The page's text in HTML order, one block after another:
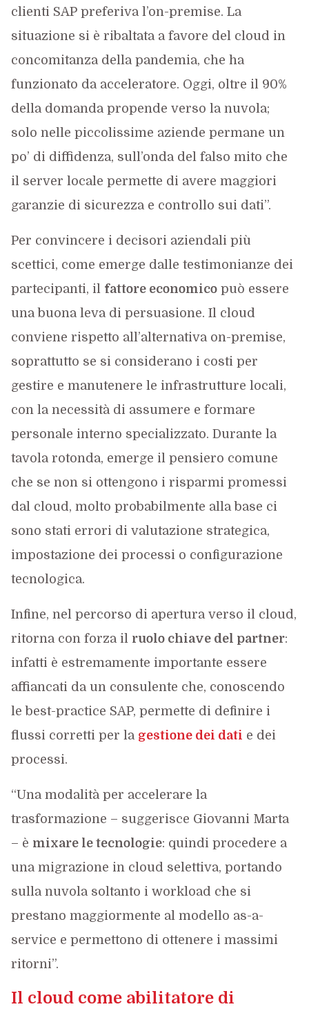
clienti SAP preferiva l’on-premise. La
situazione si è ribaltata a favore del cloud in
concomitanza della pandemia, che ha
funzionato da acceleratore. Oggi, oltre il 90%
della domanda propende verso la nuvola;
solo nelle piccolissime aziende permane un
po’ di diffidenza, sull’onda del falso mito che
il server locale permette di avere maggiori
garanzie di sicurezza e controllo sui dati”.
Per convincere i decisori aziendali più
scettici, come emerge dalle testimonianze dei
partecipanti, il fattore economicopuò essere
una buona leva di persuasione. Il cloud
conviene rispetto all’alternativa on-premise,
soprattutto se si considerano i costi per
gestire e manutenere le infrastrutture locali,
con la necessità di assumere e formare
personale interno specializzato. Durante la
tavola rotonda, emerge il pensiero comune
che se non si ottengono i risparmi promessi
dal cloud, molto probabilmente alla base ci
sono stati errori di valutazione strategica,
impostazione dei processi o configurazione
tecnologica.
Infine, nel percorso di apertura verso il cloud,
ritorna con forza il ruolo chiave del partner:
infatti è estremamente importante essere
affiancati da un consulente che, conoscendo
le best-practice SAP, permette di definire i
flussi corretti per la gestione dei dati e dei
processi.
“Una modalità per accelerare la
trasformazione – suggerisce Giovanni Marta
– è mixare le tecnologie: quindi procedere a
una migrazione in cloud selettiva, portando
sulla nuvola soltanto i workload che si
prestano maggiormente al modello as-a-
service e permettono di ottenere i massimi
ritorni”.
Il cloud come abilitatore di